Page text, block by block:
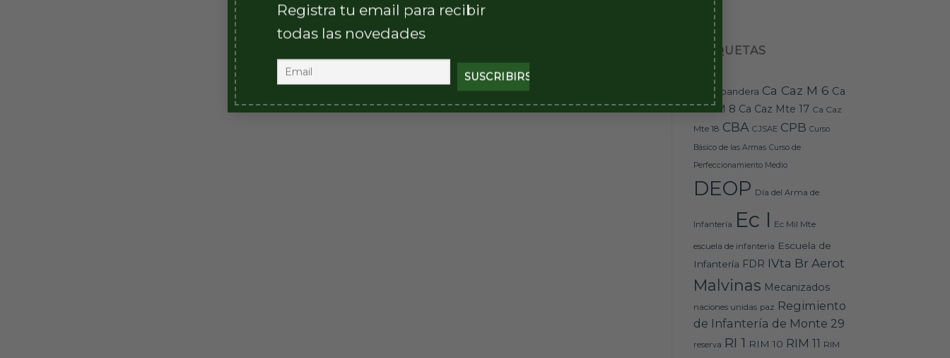
Registra tu email para recibir
todas las novedades
ETIQUETAS
BAI-11 bandera Ca Caz M 6 Ca
Caz M 8 Ca Caz Mte 17 Ca Caz
Mte 18 CBA CJSAE CPB Curso
Básico de las Armas Curso de
Perfeccionamiento Medio
DEOP Día del Arma de
Infantería Ec I Ec Mil Mte
escuela de infanteria Escuela de
Infantería FDR IVta Br Aerot
Malvinas Mecanizados
naciones unidas paz Regimiento
de Infantería de Monte 29
reserva RI 1 RIM 10 RIM 11 RIM